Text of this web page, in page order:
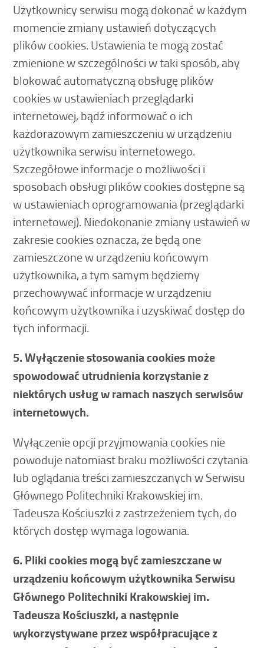
Użytkownicy serwisu mogą dokonać w każdym
momencie zmiany ustawień dotyczących
plików cookies. Ustawienia te mogą zostać
zmienione w szczególności w taki sposób, aby
blokować automatyczną obsługę plików
cookies w ustawieniach przeglądarki
internetowej, bądź informować o ich
każdorazowym zamieszczeniu w urządzeniu
użytkownika serwisu internetowego.
Szczegółowe informacje o możliwości i
sposobach obsługi plików cookies dostępne są
w ustawieniach oprogramowania (przeglądarki
internetowej). Niedokonanie zmiany ustawień w
zakresie cookies oznacza, że będą one
zamieszczone w urządzeniu końcowym
użytkownika, a tym samym będziemy
przechowywać informacje w urządzeniu
końcowym użytkownika i uzyskiwać dostęp do
tych informacji.
5. Wyłączenie stosowania cookies może
spowodować utrudnienia korzystanie z
niektórych usług w ramach naszych serwisów
internetowych.
Wyłączenie opcji przyjmowania cookies nie
powoduje natomiast braku możliwości czytania
lub oglądania treści zamieszczanych w Serwisu
Głównego Politechniki Krakowskiej im.
Tadeusza Kościuszki z zastrzeżeniem tych, do
których dostęp wymaga logowania.
6. Pliki cookies mogą być zamieszczane w
urządzeniu końcowym użytkownika Serwisu
Głównego Politechniki Krakowskiej im.
Tadeusza Kościuszki, a następnie
wykorzystywane przez współpracujące z